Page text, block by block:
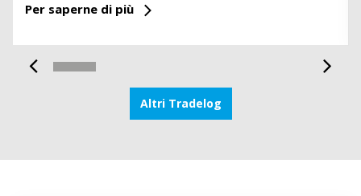
Per saperne di più
Altri Tradelog